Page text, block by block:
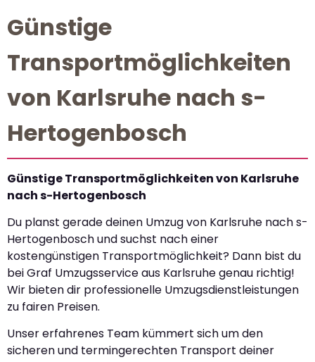
Günstige
Transportmöglichkeiten
von Karlsruhe nach s-
Hertogenbosch
Günstige Transportmöglichkeiten von Karlsruhe
nach s-Hertogenbosch
Du planst gerade deinen Umzug von Karlsruhe nach s-
Hertogenbosch und suchst nach einer
kostengünstigen Transportmöglichkeit? Dann bist du
bei Graf Umzugsservice aus Karlsruhe genau richtig!
Wir bieten dir professionelle Umzugsdienstleistungen
zu fairen Preisen.
Unser erfahrenes Team kümmert sich um den
sicheren und termingerechten Transport deiner